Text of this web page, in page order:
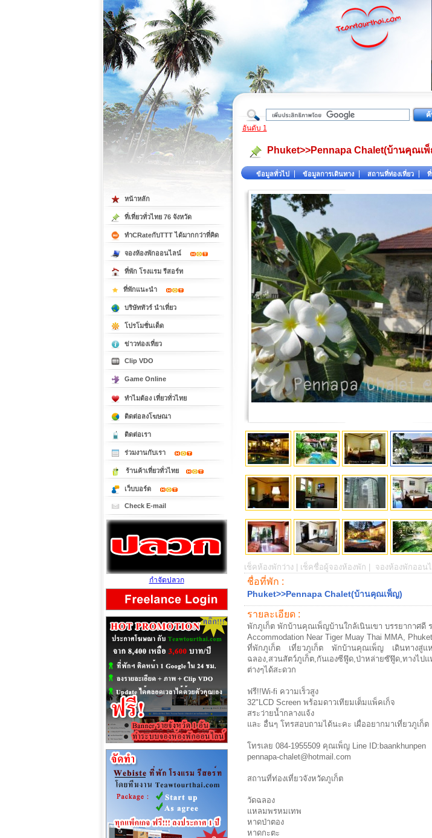
ที่เที่ยวภาคใต้
อันดับ 1
Phuket>>Pennapa Chalet(บ้านคุณเ
ข้อมูลทั่วไป ข้อมูลการเดินทาง สถานที่ท่องเที่ยว ที่
เช็คห้องพักว่าง | เช็คชื่อผู้จองห้องพัก | จองห้องพักออน
ชื่อที่พัก :
Phuket>>Pennapa Chalet(บ้านคุณเพ็ญ)
รายละเอียด :
พักภูเก็ต พักบ้านคุณเพ็ญบ้านใกล้เนินเขา บรรยากาศดี
Accommodation Near Tiger Muay Thai MMA,
ที่พักภูเก็ต เที่ยวภูเก็ต พักบ้านคุณเพ็ญ เดินทางสู่แ
ฉลอง,สวนสัตว์ภูเก็ต,กันเองซีฟู๊ด,ป่าหล่ายซ๊ฟู๊ด,ทาง
ต่างๆได้สะดวก
ฟรี!!Wi-fi ความเร็วสูง
32"LCD Screen พร้อมดาวเทียมเต็มแพ็คเก็จ
สระว่ายน้ำกลางแจ้ง
และ อื่นๆ โทรสอบถามได้นะคะ เผื่ออยากมาเที่ยวภูเก็ต
โทรเลย 084-1955509 คุณเพ็ญ Line ID:baankhunpen
pennapa-chalet@hotmail.com
สถานที่ท่องเที่ยวจังหวัดภูเก็ต
วัดฉลอง
แหลมพรหมเทพ
หาดป่าตอง
หาดกะตะ
หน้าหลัก
ที่เที่ยวทั่วไทย 76 จังหวัด
ทำCRateกับTTT ได้มากกว่าที่คิด
จองห้องพักออนไลน์
ที่พัก โรงแรม รีสอร์ท
ที่พักแนะนำ
บริษัททัวร์ นำเที่ยว
โปรโมชั่นเด็ด
ข่าวท่องเที่ยว
Clip VDO
Game Online
ทำไมต้อง เที่ยวทั่วไทย
ติดต่อลงโฆษณา
ติดต่อเรา
ร่วมงานกับเรา
ร้านค้าเที่ยวทั่วไทย
เว็บบอร์ด
Check E-mail
กำจัดปลวก